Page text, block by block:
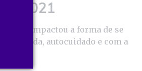
2021
impactou a forma de se
de moda, autocuidado e com a